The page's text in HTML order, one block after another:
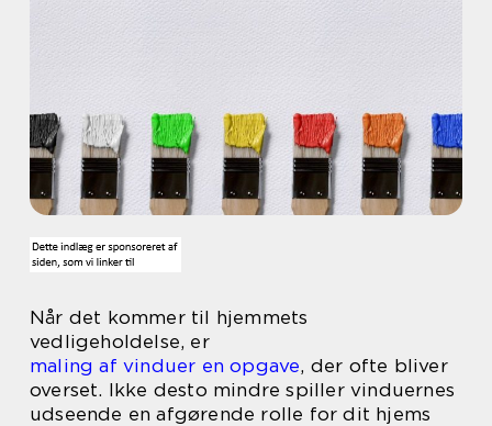
Når det kommer til hjemmets
vedligeholdelse, er
maling af vinduer en opgave, der ofte bliver
overset. Ikke desto mindre spiller vinduernes
udseende en afgørende rolle for dit hjems